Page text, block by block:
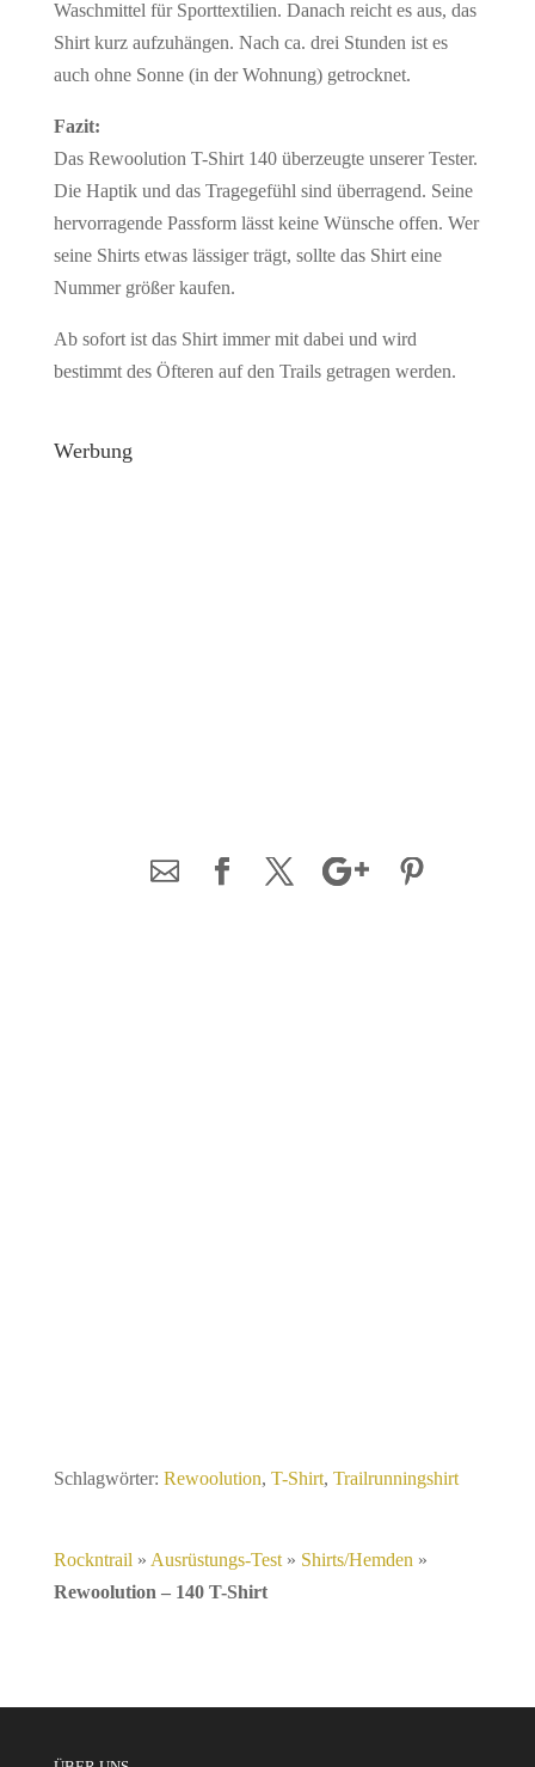
Waschmittel für Sporttextilien. Danach reicht es aus, das
Shirt kurz aufzuhängen. Nach ca. drei Stunden ist es
auch ohne Sonne (in der Wohnung) getrocknet.
Fazit:
Das Rewoolution T-Shirt 140 überzeugte unserer Tester.
Die Haptik und das Tragegefühl sind überragend. Seine
hervorragende Passform lässt keine Wünsche offen. Wer
seine Shirts etwas lässiger trägt, sollte das Shirt eine
Nummer größer kaufen.
Ab sofort ist das Shirt immer mit dabei und wird
bestimmt des Öfteren auf den Trails getragen werden.
Werbung
Schlagwörter: Rewoolution, T-Shirt, Trailrunningshirt
Rockntrail » Ausrüstungs-Test» Shirts/Hemden »
Rewoolution – 140 T-Shirt